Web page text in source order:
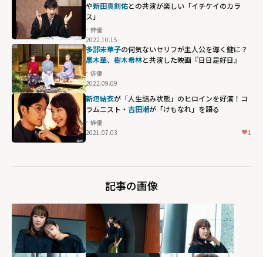
黒木華や新田真
剣佑との共演が
楽しい「イチケ
イのカラス」"
width="304"
height="203"
loading="lazy"
fetchpriority="h
や新田真剣佑との共演が楽しい「イチケイのカラ
ス」
俳優
2022.10.15
多部未華子の何気ないセリフが主人公を導く鍵に？
黒木華、 樹木希林と共演した映画『日日是好日』
俳優
2022.09.09
新垣結衣が「人生詰み状態」のヒロインを好演！コ
ラムニスト・ 吉田潮が「けもなれ」を語る
俳優
2021.07.03
1
記事の画像